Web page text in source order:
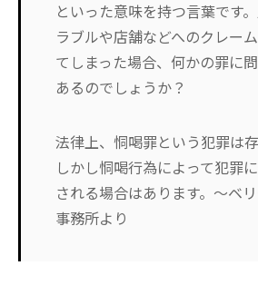
といった意味を持つ言葉です
ラブルや店舗などへのクレー
てしまった場合、何かの罪に
あるのでしょうか？
法律上、恫喝罪という犯罪は存
しかし恫喝行為によって犯罪
される場合はあります。～ベ
事務所より